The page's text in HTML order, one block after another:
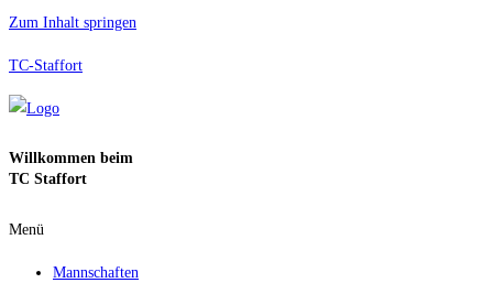
Zum Inhalt springen
TC-Staffort
Willkommen beim
TC Staffort
Menü
Mannschaften